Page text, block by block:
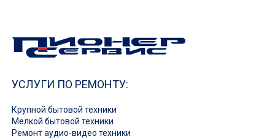
УСЛУГИ ПО РЕМОНТУ:
Крупной бытовой техники
Мелкой бытовой техники
Ремонт аудио-видео техники